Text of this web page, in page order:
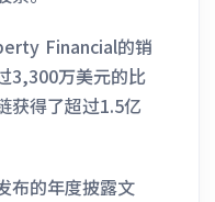
Financial的销
3,300万美元的比
获得了超过1.5亿
布的年度披露文